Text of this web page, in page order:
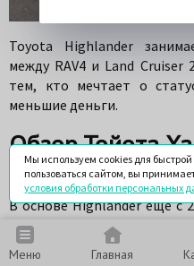
Меню Главная
Toyota Highlander
между RAV4 и Land Cruiser
тем, кто мечтает о
меньшие деньги.
Обзор Тойота
года
В основе Highlander еще с
от Lexus RX, в том числе и
увеличить багажник и
Мы используем cookies для
пользоваться сайтом, вы
условия обработки персональных